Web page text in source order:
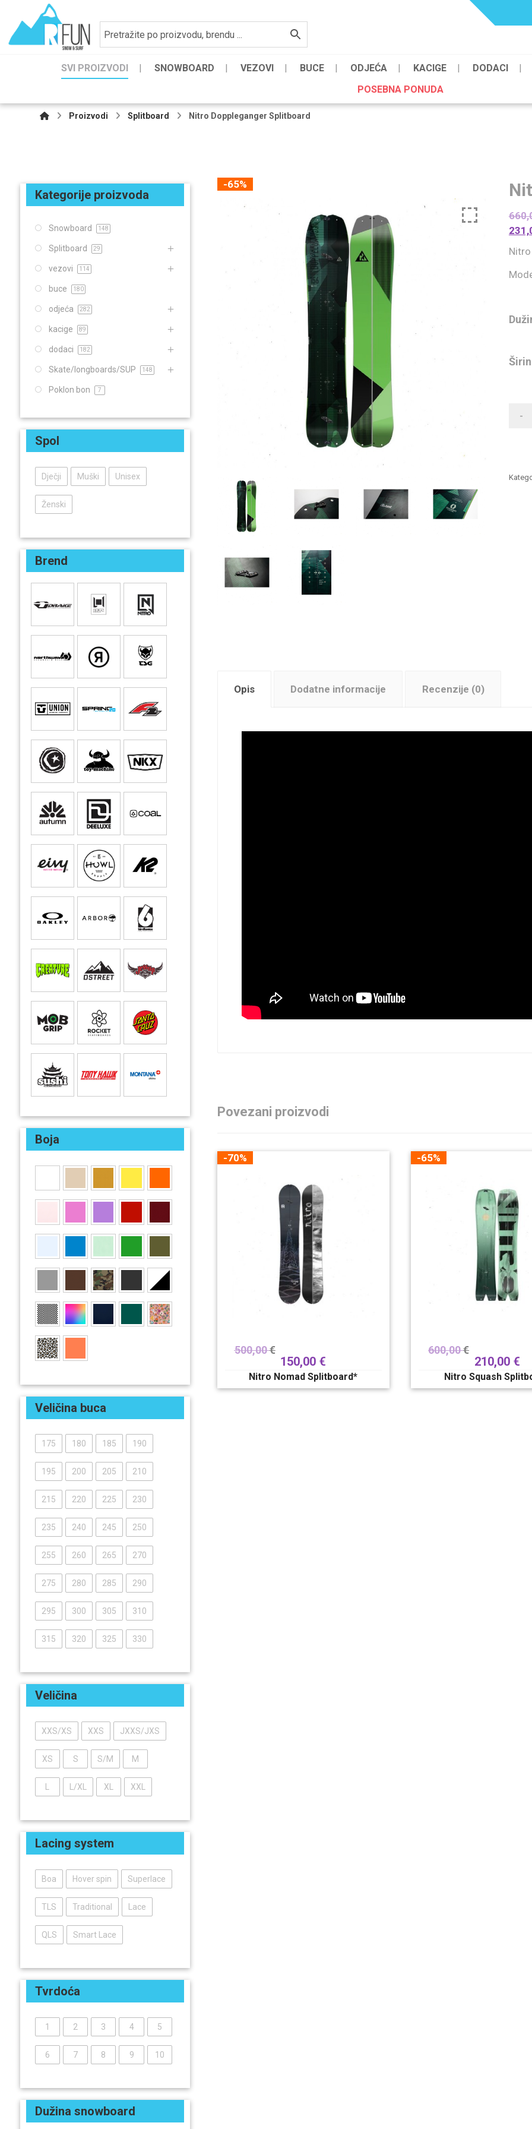
SVI PROIZVODI SNOWBOARD VEZOVI BUCE ODJEĆA KACIGE
DODACI
POSEBNA PONUDA
Proizvodi Splitboard Nitro Doppleganger Splitboard
-65%
-
Opis Dodatne informacije Recenzije (0)
Povezani proizvodi
-70%
500,00€
150,00 €
Nitro Nomad Splitboard*
-65%
600,00€
210,00 €
Nitro Squash
Kategorije proizvoda
Snowboard 148
Splitboard 29
vezovi 114
buce 180
odjeća 282
kacige 89
dodaci 182
Skate/longboards/SUP 148
Poklon bon 7
Spol
Dječji Muški Unisex
Ženski
Brend
Boja
Veličina buca
175 180 185 190
195 200 205 210
215 220 225 230
235 240 245 250
255 260 265 270
275 280 285 290
295 300 305 310
315 320 325 330
Veličina
XXS/XS XXS JXXS/JXS
XS S S/M M
L/XL XL XXL
Lacing system
Boa Hover spin Superlace
TLS Traditional Lace
QLS Smart Lace
Tvrdoća
1 2 3 4 5
6 7 8 9 10
Dužina snowboard